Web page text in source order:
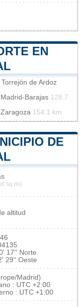
EN
de Ardoz
Barajas 128.7
154.1 km
DE
sq mi)
altitud
17'' Norte
29'' Oeste
Madrid)
: UTC +2:00
: UTC +1:00